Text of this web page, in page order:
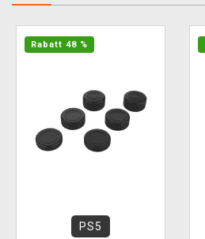
Rabatt 48 %
PS5